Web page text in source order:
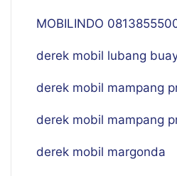
MOBILINDO
derek mobil lubang
derek mobil mampang
derek mobil mampang
derek mobil margonda